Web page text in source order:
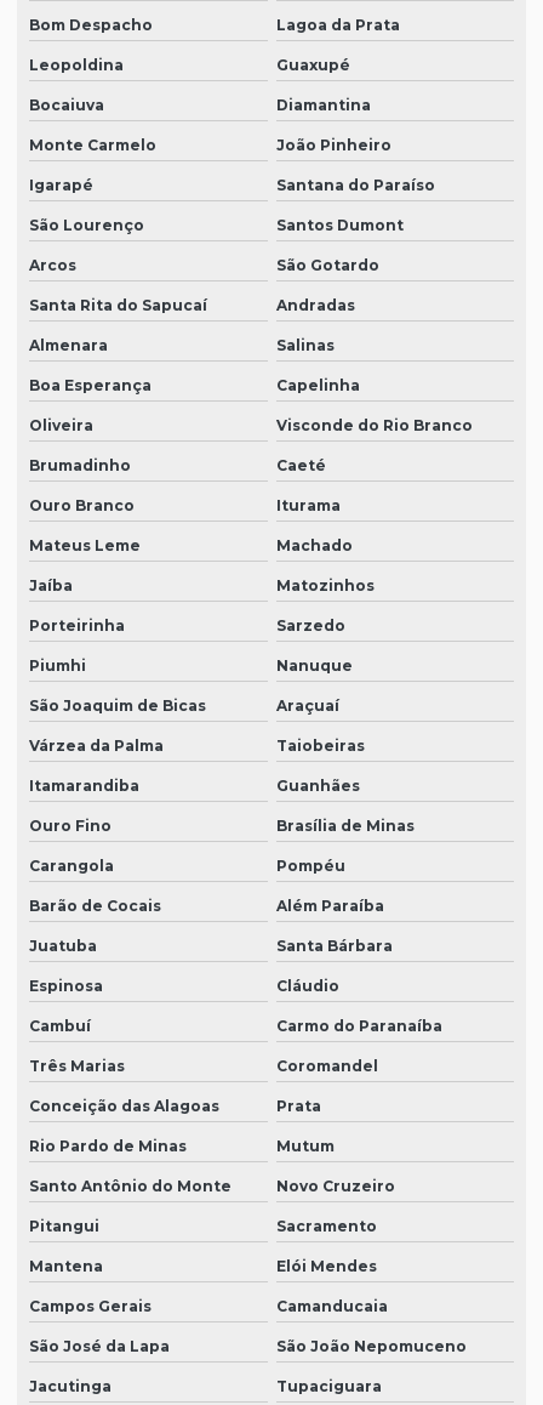
Bom Despacho Lagoa da Prata
Leopoldina Guaxupé
Bocaiuva Diamantina
Monte Carmelo João Pinheiro
Igarapé Santana do Paraíso
São Lourenço Santos Dumont
Arcos São Gotardo
Santa Rita do Sapucaí Andradas
Almenara Salinas
Boa Esperança Capelinha
Oliveira Visconde do Rio Branco
Brumadinho Caeté
Ouro Branco Iturama
Mateus Leme Machado
Jaíba Matozinhos
Porteirinha Sarzedo
Piumhi Nanuque
São Joaquim de Bicas Araçuaí
Várzea da Palma Taiobeiras
Itamarandiba Guanhães
Ouro Fino Brasília de Minas
Carangola Pompéu
Barão de Cocais Além Paraíba
Juatuba Santa Bárbara
Espinosa Cláudio
Cambuí Carmo do Paranaíba
Três Marias Coromandel
Conceição das Alagoas Prata
Rio Pardo de Minas Mutum
Santo Antônio do Monte Novo Cruzeiro
Pitangui Sacramento
Mantena Elói Mendes
Campos Gerais Camanducaia
São José da Lapa São João Nepomuceno
Jacutinga Tupaciguara